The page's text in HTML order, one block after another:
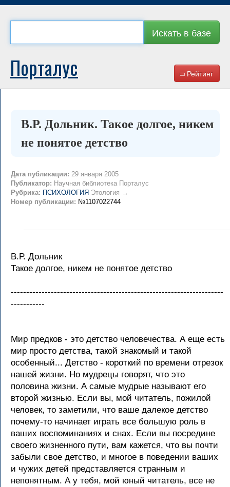
Искать в базе
Рейтинг
Порталус
В.Р. Дольник. Такое долгое, никем
не понятое детство
Дата публикации: 29 января 2005
Публикатор: Научная библиотека Порталус
Рубрика: ПСИХОЛОГИЯ Этология →
Номер публикации: №1107022744
В.Р. Дольник
Такое долгое, никем не понятое детство
---------------------------------------------------------------------
-----------
Мир предков - это детство человечества. А еще есть
мир просто детства, такой знакомый и такой
особенный... Детство - короткий по времени отрезок
нашей жизни. Но мудрецы говорят, что это
половина жизни. А самые мудрые называют его
второй жизнью. Если вы, мой читатель, пожилой
человек, то заметили, что ваше далекое детство
почему-то начинает играть все большую роль в
ваших воспоминаниях и снах. Если вы посредине
своего жизненного пути, вам кажется, что вы почти
забыли свое детство, и многое в поведении ваших
и чужих детей представляется странным и
непонятным. А у тебя, мой юный читатель, все не